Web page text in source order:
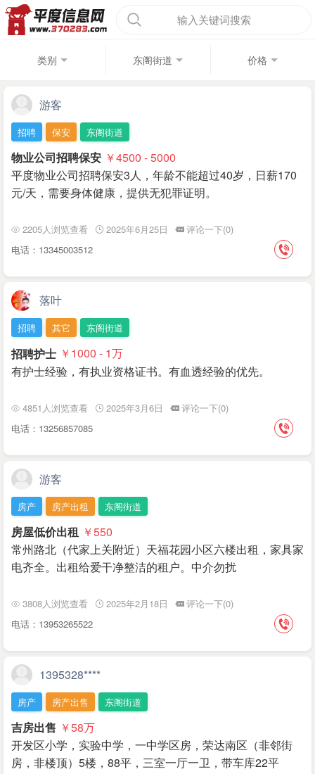
输入关键词搜索
类别 东阁街道 价格
游客
招聘 保安 东阁街道
物业公司招聘保安 ￥4500 - 5000
平度物业公司招聘保安3人，年龄不能超过40岁，日薪170
元/天，需要身体健康，提供无犯罪证明。
2205人浏览查看 2025年6月25日
评论一下(0)
电话：13345003512
落叶
招聘 其它 东阁街道
招聘护士 ￥1000 - 1万
有护士经验，有执业资格证书。有血透经验的优先。
4851人浏览查看 2025年3月6日
评论一下(0)
电话：13256857085
游客
房产 房产出租 东阁街道
房屋低价出租 ￥550
常州路北（代家上关附近）天福花园小区六楼出租，家具家
电齐全。出租给爱干净整洁的租户。中介勿扰
3808人浏览查看 2025年2月18日
评论一下(0)
电话：13953265522
1395328****
房产 房产出售 东阁街道
吉房出售 ￥58万
开发区小学，实验中学，一中学区房，荣达南区（非邻街
房，非楼顶）5楼，88平，三室一厅一卫，带车库22平